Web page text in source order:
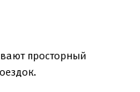
просторный